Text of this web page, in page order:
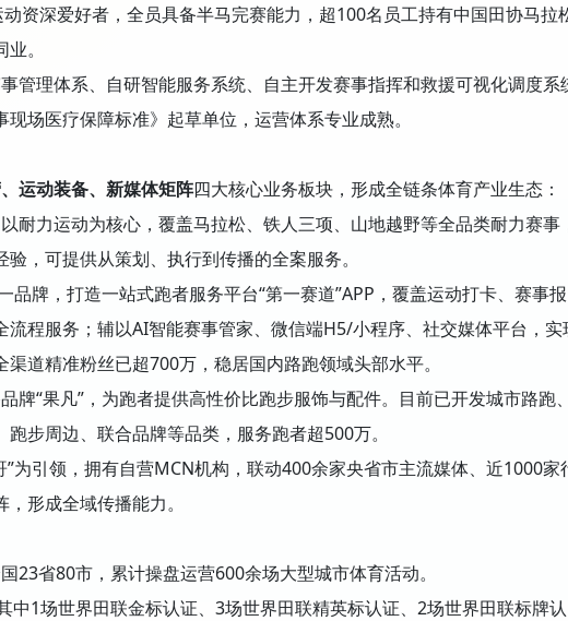
资深爱好者，全员具备半马完赛能力，超100名员工持有中国田协马拉
。
理体系、自研智能服务系统、自主开发赛事指挥和救援可视化调度系
场医疗保障标准》起草单位，运营体系专业成熟。
运动装备、新媒体矩阵四大核心业务板块，形成全链条体育产业生态：
耐力运动为核心，覆盖马拉松、铁人三项、山地越野等全品类耐力赛事
，可提供从策划、执行到传播的全案服务。
品牌，打造一站式跑者服务平台“第一赛道”APP，覆盖运动打卡、赛事报
流程服务；辅以AI智能赛事管家、微信端H5/小程序、社交媒体平台，实
道精准粉丝已超700万，稳居国内路跑领域头部水平。
牌“果凡”，为跑者提供高性价比跑步服饰与配件。目前已开发城市路跑、
步周边、联合品牌等品类，服务跑者超500万。
”为引领，拥有自营MCN机构，联动400余家央省市主流媒体、近1000家
形成全域传播能力。
省80市，累计操盘运营600余场大型城市体育活动。
中1场世界田联金标认证、3场世界田联精英标认证、2场世界田联标牌认